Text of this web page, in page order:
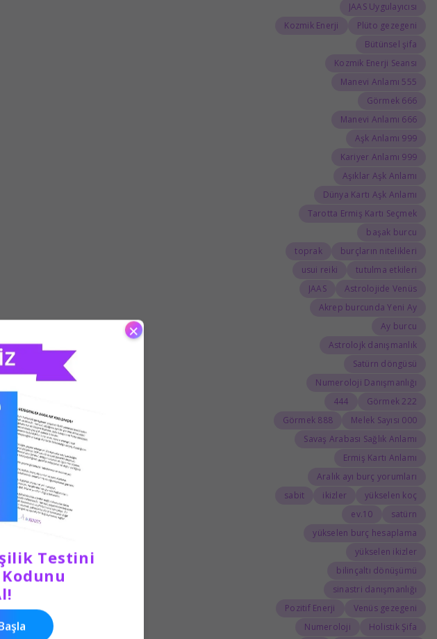
×
Testini
JAAS Uygulayıcısı
Plüto gezegeni
Kozmik Enerji
Bütünsel şifa
Kozmik Enerji Seansı
555 Manevi Anlamı
666 Görmek
666 Manevi Anlamı
999 Aşk Anlamı
999 Kariyer Anlamı
Aşıklar Aşk Anlamı
Dünya Kartı Aşk Anlamı
Tarotta Ermiş Kartı Seçmek
başak burcu
burçların nitelikleri
toprak
tutulma etkileri
usui reiki
Astrolojide Venüs
JAAS
Akrep burcunda Yeni Ay
Ay burcu
Astrolojk danışmanlık
Satürn döngüsü
Numeroloji Danışmanlığı
222 Görmek
444
000 Melek Sayısı
888 Görmek
Savaş Arabası Sağlık Anlamı
Ermiş Kartı Anlamı
Aralık ayı burç yorumları
yükselen koç
ikizler
sabit
satürn
10.ev
yükselen burç hesaplama
yükselen ikizler
bilinçaltı dönüşümü
sinastri danışmanlığı
Venüs gezegeni
Pozitif Enerji
Holistik Şifa
Numeroloji